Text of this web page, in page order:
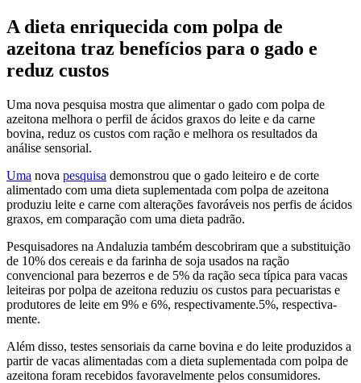
A dieta enriquecida com polpa de
azeitona traz benefícios para o gado e
reduz custos
Uma nova pesquisa mostra que alimentar o gado com polpa de
azeitona melhora o perfil de ácidos graxos do leite e da carne
bovina, reduz os custos com ração e melhora os resultados da
análise sensorial.
Uma nova pesquisa demonstrou que o gado leiteiro e de corte
alimentado com uma dieta suplementada com polpa de azeitona
produziu leite e carne com alterações favoráveis nos perfis de ácidos
graxos, em comparação com uma dieta padrão.
Pesquisadores na Andaluzia também descobriram que a substituição
de 10% dos cereais e da farinha de soja usados na ração
convencional para bezerros e de 5% da ração seca típica para vacas
leiteiras por polpa de azeitona reduziu os custos para pecuaristas e
produtores de leite em 9% e 6%, respectivamente.5%, respec­tiva­
mente.
Além disso, testes sensoriais da carne bovina e do leite produzidos a
partir de vacas alimentadas com a dieta suplementada com polpa de
azeitona foram recebidos favoravelmente pelos consumidores.